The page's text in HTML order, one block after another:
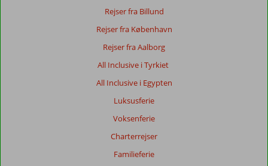
Rejser fra Billund
Rejser fra København
Rejser fra Aalborg
All Inclusive i Tyrkiet
All Inclusive i Egypten
Luksusferie
Voksenferie
Charterrejser
Familieferie